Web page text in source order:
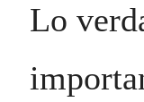
Lo